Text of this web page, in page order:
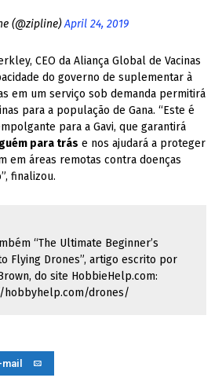
(@zipline)April 24, 2019
CEO da Aliança Global de Vacinas
do governo de suplementar à
em um serviço sob demanda permitirá
para a população de Gana. “Este é
para a Gavi, que garantirá
para trás e nos ajudará a proteger
em áreas remotas contra doenças
finalizou.
“The Ultimate Beginner’s
Flying Drones”, artigo escrito por
do site HobbieHelp.com:
hobbyhelp.com/drones/
mail